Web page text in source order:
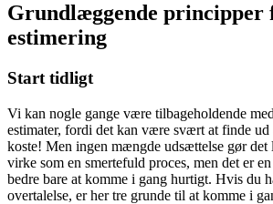
Grundlæggende principper
estimering
Start tidligt
Vi kan nogle gange være tilbageholdende
estimater, fordi det kan være svært at finde ud
koste! Men ingen mængde udsættelse gør det
virke som en smertefuld proces, men det er
bedre bare at komme i gang hurtigt. Hvis du
overtalelse, er her tre grunde til at komme i